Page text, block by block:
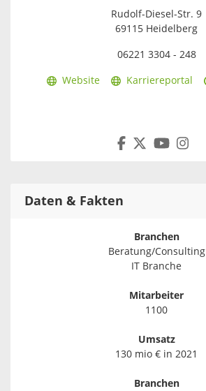
Rudolf-Diesel-Str. 9
69115 Heidelberg
06221 3304 - 248
Website Karriereportal
Daten & Fakten
Branchen
Beratung/Consulting
IT Branche
Mitarbeiter
1100
Umsatz
130 mio € in 2021
Branchen